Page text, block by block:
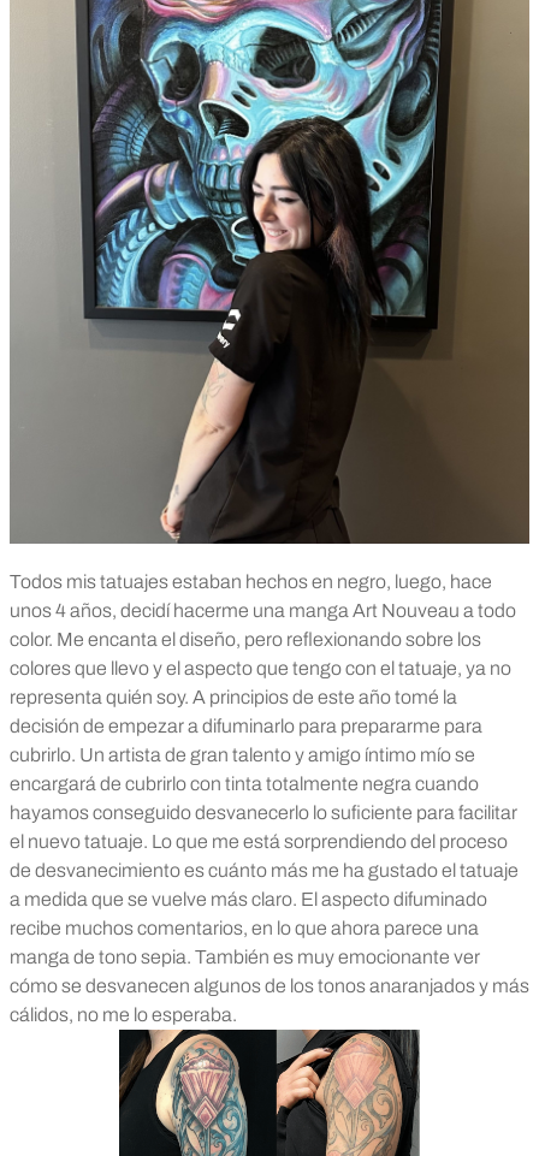
Todos mis tatuajes estaban hechos en negro, luego, hace
unos 4 años, decidí hacerme una manga Art Nouveau a todo
color. Me encanta el diseño, pero reflexionando sobre los
colores que llevo y el aspecto que tengo con el tatuaje, ya no
representa quién soy. A principios de este año tomé la
decisión de empezar a difuminarlo para prepararme para
cubrirlo. Un artista de gran talento y amigo íntimo mío se
encargará de cubrirlo con tinta totalmente negra cuando
hayamos conseguido desvanecerlo lo suficiente para facilitar
el nuevo tatuaje. Lo que me está sorprendiendo del proceso
de desvanecimiento es cuánto más me ha gustado el tatuaje
a medida que se vuelve más claro. El aspecto difuminado
recibe muchos comentarios, en lo que ahora parece una
manga de tono sepia. También es muy emocionante ver
cómo se desvanecen algunos de los tonos anaranjados y más
cálidos, no me lo esperaba.